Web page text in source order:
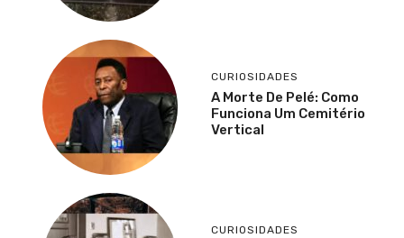
CURIOSIDADES
A Morte De Pelé: Como
Funciona Um Cemitério
Vertical
CURIOSIDADES